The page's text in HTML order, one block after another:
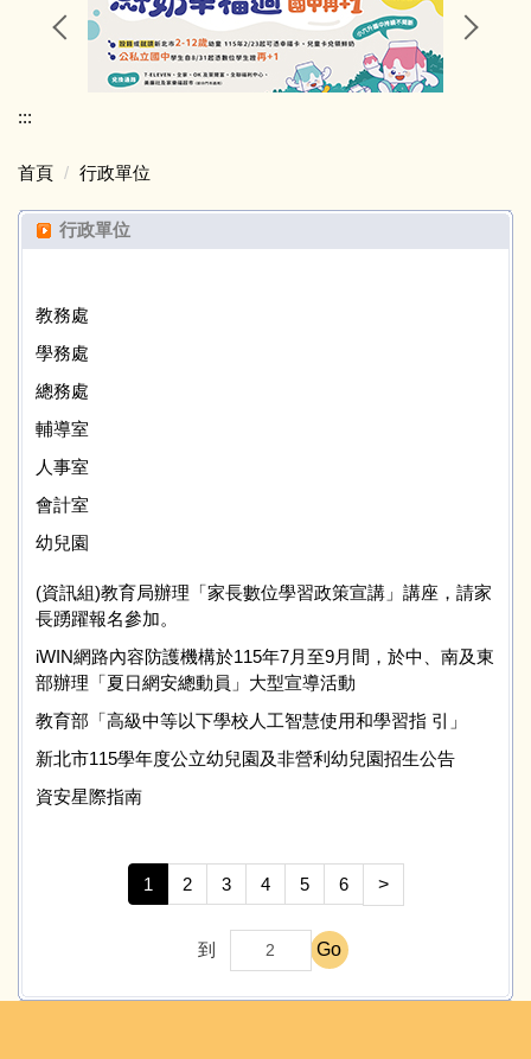
常用連結
:::
首頁 行政單位
行政單位
教務處
學務處
總務處
輔導室
人事室
會計室
幼兒園
(資訊組)教育局辦理「家長數位學習政策宣講」講座，請家
長踴躍報名參加。
iWIN網路內容防護機構於115年7月至9月間，於中、南及東
部辦理「夏日網安總動員」大型宣導活動
教育部「高級中等以下學校人工智慧使用和學習指 引」
新北市115學年度公立幼兒園及非營利幼兒園招生公告
資安星際指南
1 2 3 4 5 6 >
到 Go